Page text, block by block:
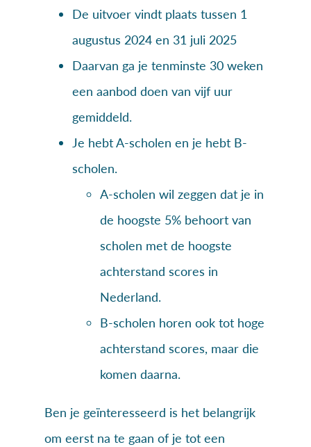
De uitvoer vindt plaats tussen 1
augustus 2024 en 31 juli 2025
Daarvan ga je tenminste 30 weken
een aanbod doen van vijf uur
gemiddeld.
Je hebt A-scholen en je hebt B-
scholen.
A-scholen wil zeggen dat je in
de hoogste 5% behoort van
scholen met de hoogste
achterstand scores in
Nederland.
B-scholen horen ook tot hoge
achterstand scores, maar die
komen daarna.
Ben je geïnteresseerd is het belangrijk
om eerst na te gaan of je tot een